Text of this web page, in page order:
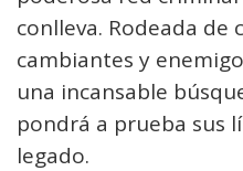
conlleva. Rodeada de
cambiantes y
una incansable
pondrá a prueba sus
legado.